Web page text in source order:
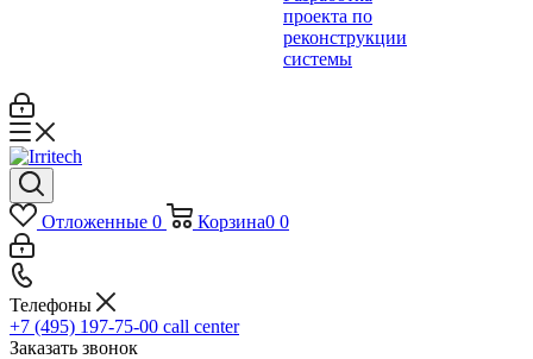
проекта по
реконструкции
системы
Отложенные 0 Корзина0 0
Телефоны
+7 (495) 197-75-00 call center
Заказать звонок